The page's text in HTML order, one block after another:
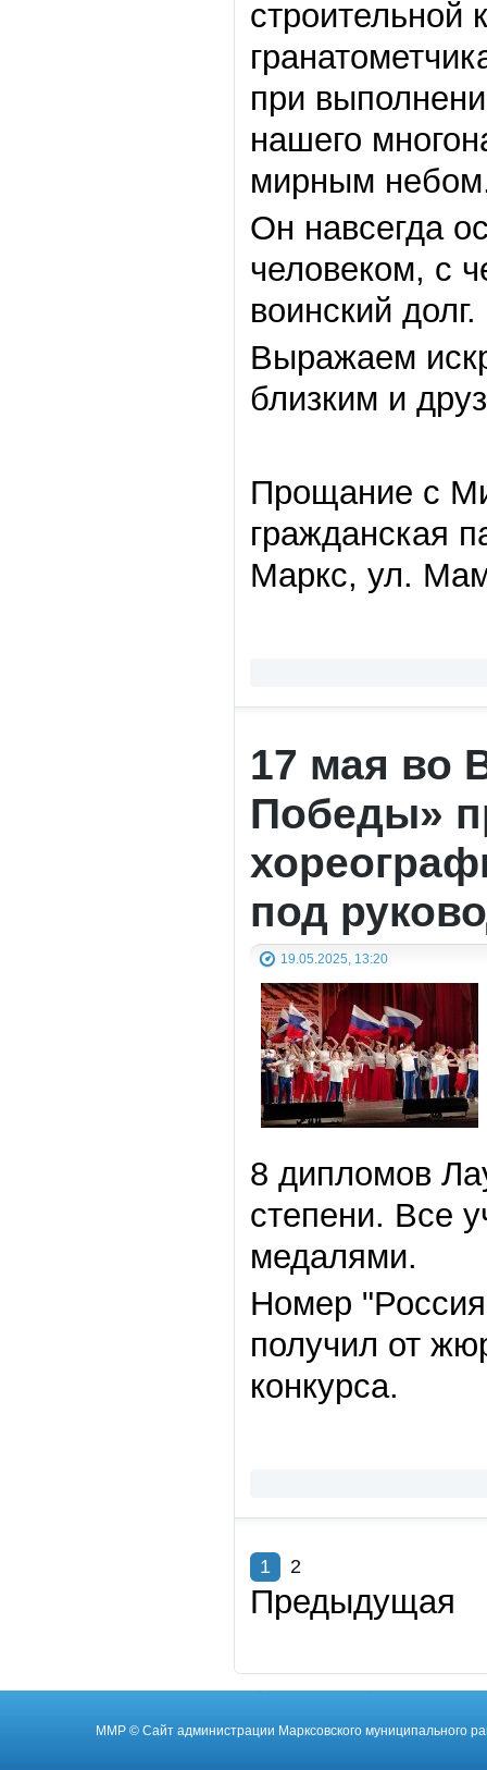
при
нашего
мирным
Он навсегда
человеком, с
воинский долг.
Выражаем
близким и
Прощание с
гражданская
Маркс, ул.
17 мая во
Победы»
под
19.05.2025, 13:20
8 дипломов
степени. Все
медалями.
Номер
получил от
конкурса.
1 2
Предыдущая
ММР © Cайт администрации Марксовского муниципального